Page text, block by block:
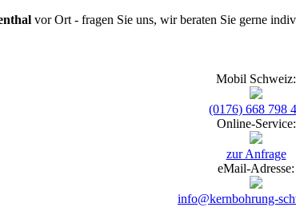
vor Ort - fragen Sie uns, wir beraten Sie gerne
Mobil Schweiz:
(0176) 668 798
Online-Service:
zur Anfrage
eMail-Adresse:
info@kernbohrung-